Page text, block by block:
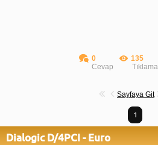
0
Cevap
135
Tıklama
Sayfaya Git
1
Dialogic D/4PCI - Euro